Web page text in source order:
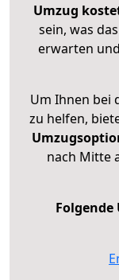
Umzug
sein, was
erwarten
Um Ihnen bei
zu helfen,
nach Mitte